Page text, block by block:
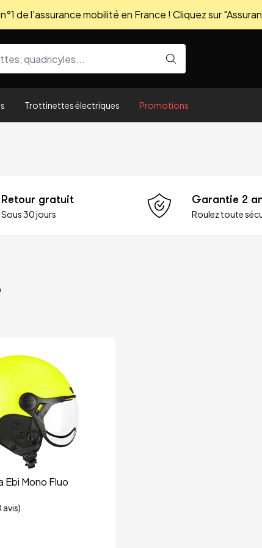
de l'assurance mobilité en France ! Cliquez sur
Trottinettes électriques Promotions
Retour gratuit
Sous 30 jours
Garantie 2
Roulez toute
Ebi Mono Fluo
avis)